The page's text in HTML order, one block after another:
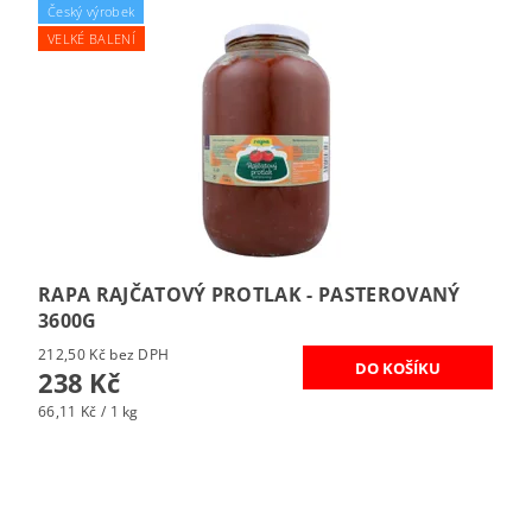
Český výrobek
VELKÉ BALENÍ
RAPA RAJČATOVÝ PROTLAK - PASTEROVANÝ
3600G
212,50 Kč bez DPH
238 Kč
66,11 Kč / 1 kg